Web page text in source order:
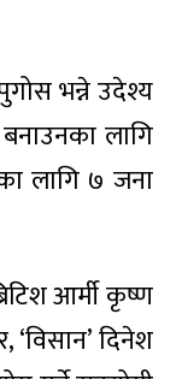
भन्ने उदेश्य
लागि
लागि ७ जना
आर्मी कृष्ण
दिनेश